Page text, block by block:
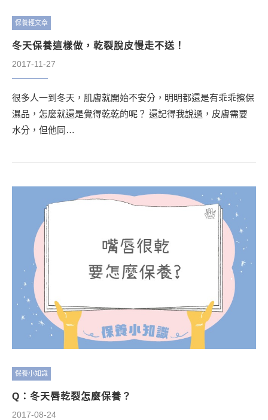
保養輕文章
冬天保養這樣做，乾裂脫皮慢走不送！
2017-11-27
很多人一到冬天，肌膚就開始不安分，明明都還是有乖乖擦保
濕品，怎麼就還是覺得乾乾的呢？ 還記得我說過，皮膚需要
水分，但他同…
保養小知識
Q：冬天唇乾裂怎麼保養？
2017-08-24